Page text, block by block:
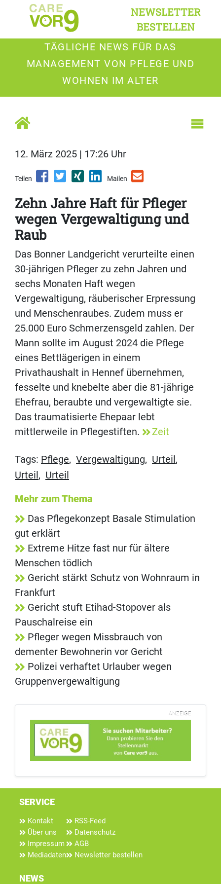
NEWSLETTER
BESTELLEN
TÄGLICHE NEWS FÜR DAS
MANAGEMENT VON PFLEGE UND
WOHNEN IM ALTER
12. März 2025 | 17:26 Uhr
Teilen Mailen
Zehn Jahre Haft für Pfleger
wegen Vergewaltigung und
Raub
Das Bonner Landgericht verurteilte einen
30-jährigen Pfleger zu zehn Jahren und
sechs Monaten Haft wegen
Vergewaltigung, räuberischer Erpressung
und Menschenraubes. Zudem muss er
25.000 Euro Schmerzensgeld zahlen. Der
Mann sollte im August 2024 die Pflege
eines Bettlägerigen in einem
Privathaushalt in Hennef übernehmen,
fesselte und knebelte aber die 81-jährige
Ehefrau, beraubte und vergewaltigte sie.
Das traumatisierte Ehepaar lebt
mittlerweile in Pflegestiften.
Zeit
Tags: Pflege, Vergewaltigung, Urteil ,
Urteil , Urteil
Mehr zum Thema
Das Pflegekonzept Basale Stimulation
gut erklärt
Extreme Hitze fast nur für ältere
Menschen tödlich
Gericht stärkt Schutz von Wohnraum in
Frankfurt
Gericht stuft Etihad-Stopover als
Pauschalreise ein
Pfleger wegen Missbrauch von
dementer Bewohnerin vor Gericht
Polizei verhaftet Urlauber wegen
Gruppenvergewaltigung
ANZEIGE
SERVICE
Kontakt
Über uns
Impressum
Mediadaten
RSS-Feed
Datenschutz
AGB
Newsletter bestellen
NEWS